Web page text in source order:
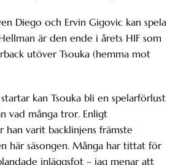
Diego och Ervin Gigovic kan spela
är den ende i årets HIF som
utöver Tsouka (hemma mot
kan Tsouka bli en spelarförlust
vad många tror. Enligt
han varit backlinjens främste
här säsongen. Många har tittat för
inläggsfot – jag menar att